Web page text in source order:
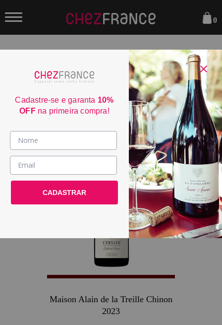
Vinhos >
País / Região >
Le Club >
0
ORDENAR POR:
Maison Alain de la Treille Chinon
2023
Cadastre-se e garanta 10%
OFFna primeira compra!
CADASTRAR